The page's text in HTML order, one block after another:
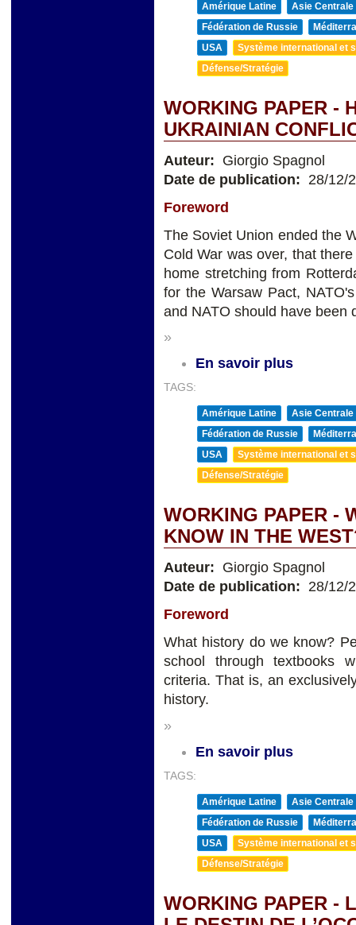
Amérique Latine
Asie Centrale
Fédération de Russie
USA
Système international et
Défense/Stratégie
WORKING PAPER -
UKRAINIAN
Auteur: Giorgio Spagnol
Date de publication: 28/12/
Foreword
The Soviet Union ended the
Cold War was over, that
home stretching from
for the Warsaw Pact,
and NATO should have been
»
En savoir plus
TAGS:
Amérique Latine
Asie Centrale
Fédération de Russie
USA
Système international et
Défense/Stratégie
WORKING PAPER -
KNOW IN THE
Auteur: Giorgio Spagnol
Date de publication: 28/12/
Foreword
What history do we know?
school through textbooks
criteria. That is, an
history.
»
En savoir plus
TAGS:
Amérique Latine
Asie Centrale
Fédération de Russie
USA
Système international et
Défense/Stratégie
WORKING PAPER -